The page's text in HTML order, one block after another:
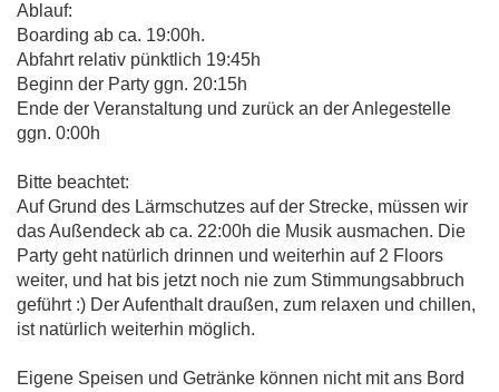
Ablauf:
Boarding ab ca. 19:00h.
Abfahrt relativ pünktlich 19:45h
Beginn der Party ggn. 20:15h
Ende der Veranstaltung und zurück an der Anlegestelle
ggn. 0:00h
Bitte beachtet:
Auf Grund des Lärmschutzes auf der Strecke, müssen wir
das Außendeck ab ca. 22:00h die Musik ausmachen. Die
Party geht natürlich drinnen und weiterhin auf 2 Floors
weiter, und hat bis jetzt noch nie zum Stimmungsabbruch
geführt :) Der Aufenthalt draußen, zum relaxen und chillen,
ist natürlich weiterhin möglich.
Eigene Speisen und Getränke können nicht mit ans Bord